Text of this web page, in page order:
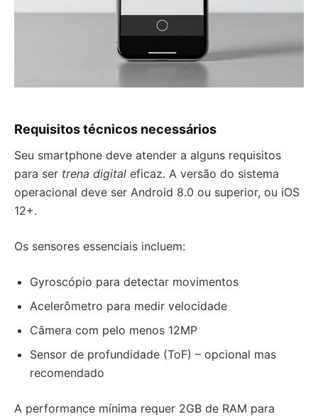
Requisitos técnicos necessários
Seu smartphone deve atender a alguns requisitos
para ser trena digital eficaz. A versão do sistema
operacional deve ser Android 8.0 ou superior, ou iOS
12+.
Os sensores essenciais incluem:
Gyroscópio para detectar movimentos
Acelerômetro para medir velocidade
Câmera com pelo menos 12MP
Sensor de profundidade (ToF) – opcional mas
recomendado
A performance mínima requer 2GB de RAM para